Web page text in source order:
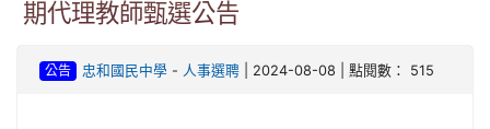
期代理教師甄選公告
公告 忠和國民中學- 人事選聘| 2024-08-08 | 點閱數： 515